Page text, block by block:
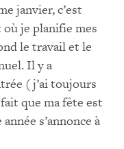
janvier, c’est
où je planifie mes
le travail et le
Il y a
(j’ai toujours
que ma fête est
s’annonce à